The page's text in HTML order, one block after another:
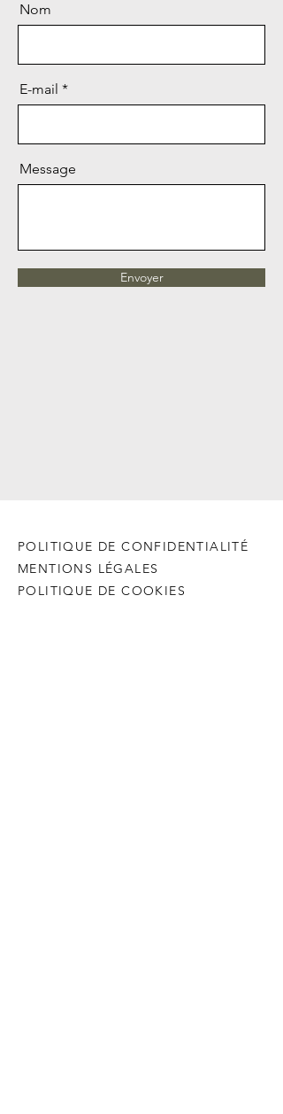
Nom
E-mail
Message
Envoyer
POLITIQUE DE CONFIDENTIALITÉ
MENTIONS LÉGALES
POLITIQUE DE COOKIES